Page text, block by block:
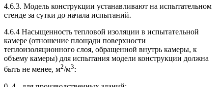
4.6.3. Модель конструкции устанавливают на испытательном
стенде за сутки до начала испытаний.
4.6.4 Насыщенность тепловой изоляции в испытательной
камере (отношение площади поверхности
теплоизоляционного слоя, обращенной внутрь камеры, к
объему камеры) для испытания модели конструкции должна
быть не менее, м2/м3: